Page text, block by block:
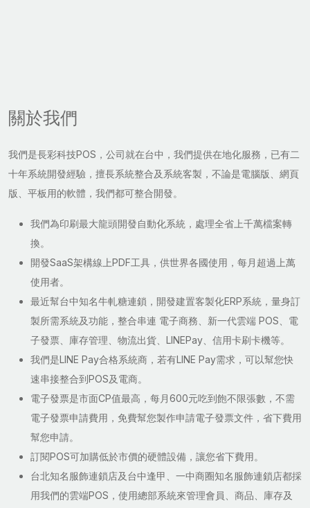
關於我們
我們是長彩科技POS，公司就在台中，我們提供在地化服務，已有二
十年系統開發經驗，擅長系統整合及系統客製，不論是電腦版、網頁
版、平板用的軟體，我們都可整合開發。
我們為印刷最大龍頭開發自動化系統，處理全省上千萬檔案轉
換。
開發SaaS架構線上PDF工具，供世界各國使用，每月超過上萬
使用者。
最近幫台中知名牛軋糖連鎖，開發建置客製化ERP系統，量身訂
製所需系統及功能，整合串連 電子商務、新一代雲端 POS、電
子發票、庫存管理、物流出貨、LINEPay、信用卡刷卡機等。
我們是LINE Pay合格系統商，若有LINE Pay需求，可以幫您快
速串接整合到POS及電商。
電子發票是市面CP值最高，每月600元吃到飽不限張數，不需
電子發票申請費用，免費幫您製作申請電子發票文件，省下費用
幫您申請。
訂閱POS可加購低於市價的硬體設備，讓您省下費用。
台北知名服飾連鎖店及台中逢甲、一中商圈知名服飾連鎖店都採
用我們的雲端POS，使用總部系統來管理會員、商品、庫存及